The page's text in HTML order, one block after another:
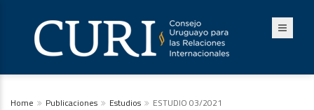
Home Publicaciones Estudios ESTUDIO 03/2021